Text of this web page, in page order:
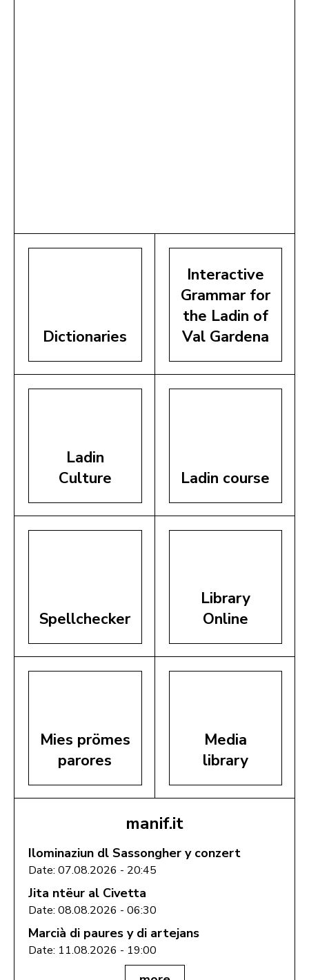
Dictionaries
Interactive
Grammar for
the Ladin of
Val Gardena
Ladin
Culture
Ladin course
Spellchecker
Library
Online
Mies prömes
parores
Media
library
manif.it
Ilominaziun dl Sassongher y conzert
Date: 07.08.2026 - 20:45
Jita ntëur al Civetta
Date: 08.08.2026 - 06:30
Marcià di paures y di artejans
Date: 11.08.2026 - 19:00